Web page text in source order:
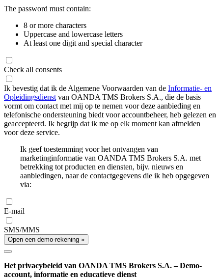
The password must contain:
8 or more characters
Uppercase and lowercase letters
At least one digit and special character
Check all consents
Ik bevestig dat ik de Algemene Voorwaarden van de Informatie- en
Opleidingsdienst van OANDA TMS Brokers S.A., die de basis
vormt om contact met mij op te nemen voor deze aanbieding en
telefonische ondersteuning biedt voor accountbeheer, heb gelezen en
geaccepteerd. Ik begrijp dat ik me op elk moment kan afmelden
voor deze service.
Ik geef toestemming voor het ontvangen van
marketinginformatie van OANDA TMS Brokers S.A. met
betrekking tot producten en diensten, bijv. nieuws en
aanbiedingen, naar de contactgegevens die ik heb opgegeven
via:
E-mail
SMS/MMS
Open een demo-rekening »
Het privacybeleid van OANDA TMS Brokers S.A. – Demo-
account, informatie en educatieve dienst